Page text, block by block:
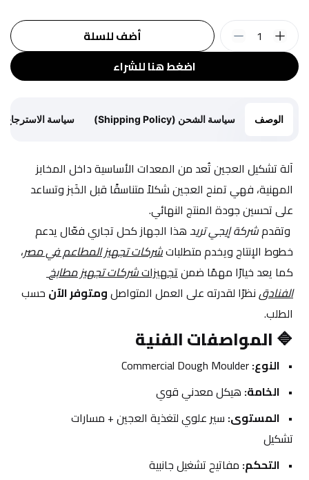
اضغط هنا للشراء
أضف للسلة 1
الوصف سياسة الشحن (Shipping Policy) سياسة الاسترجاع (Return Policy)
آلة تشكيل العجين تُعد من المعدات الأساسية داخل المخابز
على تحسين جودة المنتج النهائي.
شركة إيجي تريد
خطوط الإنتاج ويخدم متطلبات شركات تجهيز المطاعم في مصر
كما يعد خيارًا مهمًا ضمن تجهيزات
شركات تجهيز مطابخ
الفنادق نظرًا لقدرته على العمل المتواصل ومتوفر الآن
الطلب.
🔷 المواصفات الفنية
النوع: Commercial Dough Moulder
الخامة: هيكل معدني قوي
المستوى:
تشكيل
التحكم: مفاتيح تشغيل جانبية